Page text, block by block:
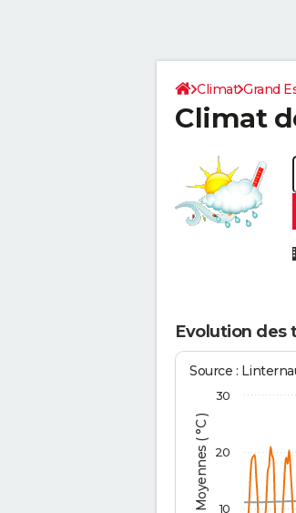
Climat Grand
Climat
Evolution des
Source :
10
20
30